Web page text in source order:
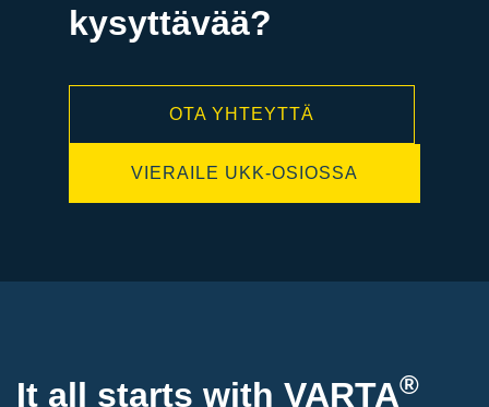
kysyttävää?
OTA YHTEYTTÄ
VIERAILE UKK-OSIOSSA
It all starts with VARTA®